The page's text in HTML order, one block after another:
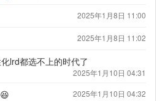
2025年1月8日 11:00
2025年1月8日 11:02
lrd都选不上的时代了
2025年1月10日 04:31
2025年1月10日 04:32